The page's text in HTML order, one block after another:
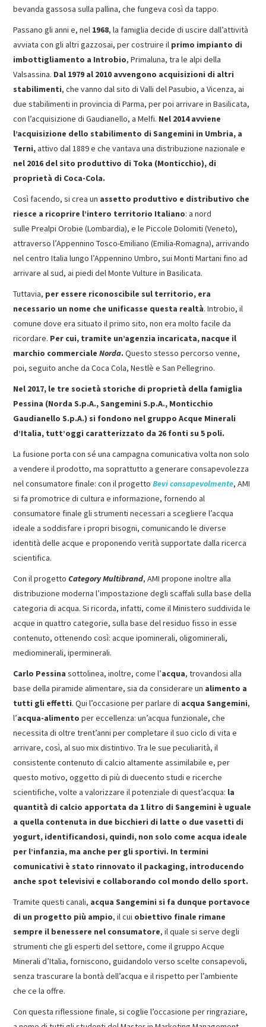
bevanda gassosa sulla pallina, che fungeva così da tappo.
Passano gli anni e, nel 1968, la famiglia decide di uscire dall’attività
avviata con gli altri gazzosai, per costruire il primo impianto di
imbottigliamento a Introbio, Primaluna, tra le alpi della
Valsassina. Dal 1979 al 2010 avvengono acquisizioni di altri
stabilimenti, che vanno dal sito di Valli del Pasubio, a Vicenza, ai
due stabilimenti in provincia di Parma, per poi arrivare in Basilicata,
con l’acquisizione di Gaudianello, a Melfi. Nel 2014 avviene
l’acquisizione dello stabilimento di Sangemini in Umbria, a
Terni,attivo dal 1889 e che vantava una distribuzione nazionale e
nel 2016 del sito produttivo di Toka (Monticchio), di
proprietà di Coca-Cola.
Così facendo, si crea un assetto produttivo e distributivo che
riesce a ricoprire l’intero territorio Italiano: a nord
sulle Prealpi Orobie (Lombardia), e le Piccole Dolomiti (Veneto),
attraverso l’Appennino Tosco-Emiliano (Emilia-Romagna), arrivando
nel centro Italia lungo l’Appennino Umbro, sui Monti Martani fino ad
arrivare al sud, ai piedi del Monte Vulture in Basilicata.
Tuttavia, per essere riconoscibile sul territorio, era
necessario un nome che unificasse questa realtà. Introbio, il
comune dove era situato il primo sito, non era molto facile da
ricordare. Per cui, tramite un’agenzia incaricata, nacque il
marchio commercialeNorda. Questo stesso percorso venne,
poi, seguito anche da Coca Cola, Nestlè e San Pellegrino.
Nel 2017, le tre società storiche di proprietà della famiglia
Pessina (Norda S.p.A., Sangemini S.p.A., Monticchio
Gaudianello S.p.A.) si fondono nel gruppo Acque Minerali
d’Italia, tutt’oggi caratterizzato da 26 fonti su 5 poli.
La fusione porta con sé una campagna comunicativa volta non solo
a vendere il prodotto, ma soprattutto a generare consapevolezza
nel consumatore finale: con il progettoBevi consapevolmente, AMI
si fa promotrice di cultura e informazione, fornendo al
consumatore finale gli strumenti necessari a scegliere l’acqua
ideale a soddisfare i propri bisogni, comunicando le diverse
identità delle acque e proponendo verità supportate dalla ricerca
scientifica.
Con il progettoCategory Multibrand, AMI propone inoltre alla
distribuzione moderna l’impostazione degli scaffali sulla base della
categoria di acqua. Si ricorda, infatti, come il Ministero suddivida le
acque in quattro categorie, sulla base del residuo fisso in esse
contenuto, ottenendo così: acque ipominerali, oligominerali,
mediominerali, iperminerali.
Carlo Pessina sottolinea, inoltre, come l’acqua, trovandosi alla
base della piramide alimentare, sia da considerare un alimento a
tutti gli effetti. Qui l’occasione per parlare di acqua Sangemini,
l’acqua-alimento per eccellenza: un’acqua funzionale, che
necessita di oltre trent’anni per completare il suo ciclo di vita e
arrivare, così, al suo mix distintivo. Tra le sue peculiarità, il
consistente contenuto di calcio altamente assimilabile e, per
questo motivo, oggetto di più di duecento studi e ricerche
scientifiche, volte a valorizzare il potenziale di quest’acqua: la
quantità di calcio apportata da 1 litro di Sangemini è uguale
a quella contenuta in due bicchieri di latte o due vasetti di
yogurt, identificandosi, quindi, non solo come acqua ideale
per l’infanzia, ma anche per gli sportivi. In termini
comunicativi è stato rinnovato il packaging, introducendo
anche spot televisivi e collaborando col mondo dello sport.
Tramite questi canali, acqua Sangemini si fa dunque portavoce
di un progetto più ampio, il cui obiettivo finale rimane
sempre il benessere nel consumatore, il quale si serve degli
strumenti che gli esperti del settore, come il gruppo Acque
Minerali d’Italia, forniscono, guidandolo verso scelte consapevoli,
senza trascurare la bontà dell’acqua e il rispetto per l’ambiente
che ce la offre.
Con questa riflessione finale, si coglie l’occasione per ringraziare,